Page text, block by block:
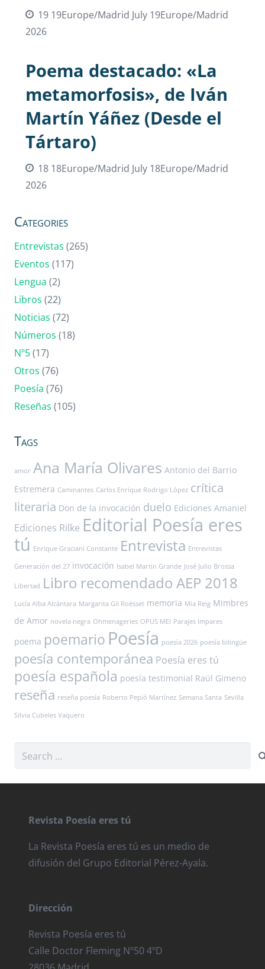
19 19Europe/Madrid July 19Europe/Madrid
2026
Poema destacado: «La
metamorfosis», de Iván
Martín Yáñez (Desde el
Tártaro)
18 18Europe/Madrid July 18Europe/Madrid
2026
Categories
Entrevistas (265)
Eventos (117)
Lengua (2)
Libros (22)
Noticias (72)
Números (18)
Nº5(17)
Otros (76)
Poesía (76)
Reseñas (105)
Tags
amor Ana María Olivares Antonio del Barrio
Estremera Caminantes Carlos Enrique Rodrigo López crítica
literaria Don de la invocación duelo Ediciones Amaniel
Ediciones Rilke Editorial Poesía eres
tú Enrique Graciani Constante Entrevista Entrevistas
Generación del 27 invocación Isabel Martín Grande José Julio Brossa
Libertad Libro recomendado AEP 2018
Lucía Alba Alcántara Margarita Gil Roësset memoria Mia Reig Mimbres
de Amor novela negra Ohmenageries OPUS MEI Parajes Impares
poema poemario Poesía poesía 2026 poesía bilingüe
poesía contemporánea Poesía eres tú
poesía española poesía testimonial Raúl Gimeno
reseña reseña poesía Roberto Pepió Martínez Semana Santa Sevilla
Silvia Cubeles Vaquero
Search
Revista Poesía eres tú
La Revista Poesía eres tú es un medio de
difusión del Grupo Editorial Pérez-Ayala.
Dirección
Revista Poesía eres tú
Calle Doctor Fleming Nº50 4ºD